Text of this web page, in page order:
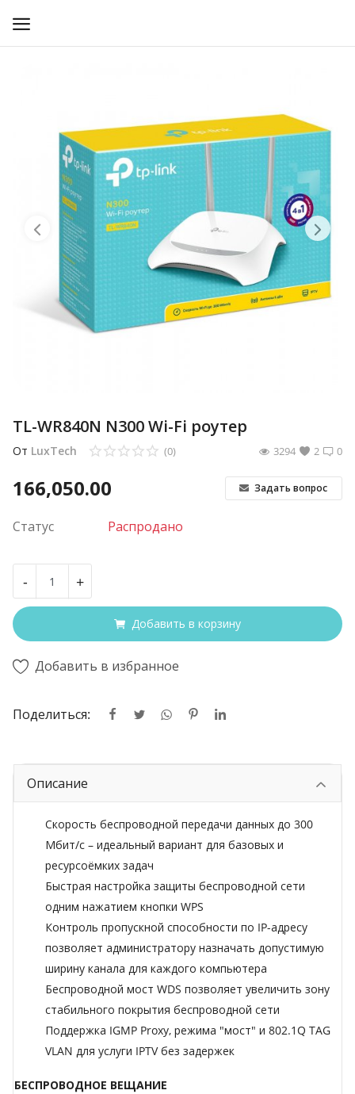
ДЛЯ БИЗНЕСА
ДЛЯ ОПЕРАТОРОВ СВЯЗИ
Избранное
Контакты
Войти
TL-WR840N N300 Wi-Fi роутер
От LuxTech 0
(0) 2
3294
166,050.00 Задать вопрос
Статус Распродано
- +
Добавить в корзину
Добавить в избранное
Поделиться:
Описание
Скорость беспроводной передачи данных до 300
Мбит/с – идеальный вариант для базовых и
ресурсоёмких задач
Быстрая настройка защиты беспроводной сети
одним нажатием кнопки WPS
Контроль пропускной способности по IP-адресу
позволяет администратору назначать допустимую
ширину канала для каждого компьютера
Беспроводной мост WDS позволяет увеличить зону
стабильного покрытия беспроводной сети
Поддержка IGMP Proxy, режима "мост" и 802.1Q TAG
VLAN для услуги IPTV без задержек
БЕСПРОВОДНОЕ ВЕЩАНИЕ